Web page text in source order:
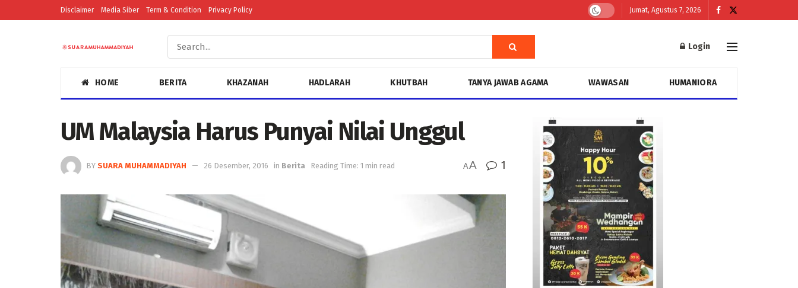
Disclaimer Media Siber Term & Condition Privacy Policy Jumat, Agustus 7, 2026
Login
HOME BERITA KHAZANAH HADLARAH KHUTBAH TANYA JAWAB AGAMA WAWASAN HUMANIORA
UM Malaysia Harus Punyai Nilai Unggul
BY SUARA MUHAMMADIYAH 26 Desember, 2016 in Berita Reading Time: 1 min read AA 1